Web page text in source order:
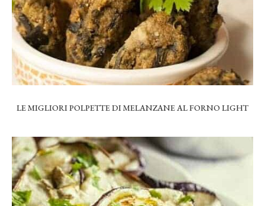
LE MIGLIORI POLPETTE DI MELANZANE AL FORNO LIGHT